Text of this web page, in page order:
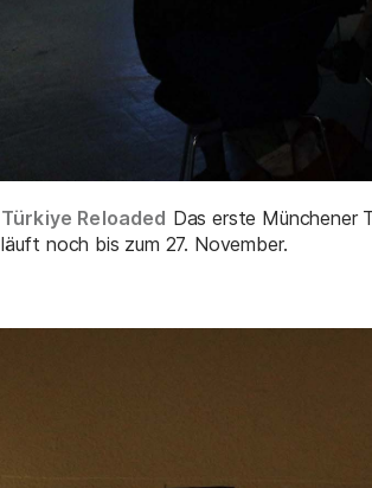
Türkiye Reloaded Das erste Münchener
läuft noch bis zum 27. November.